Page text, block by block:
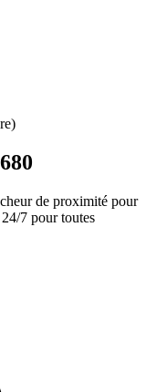
de proximité pour
7 pour toutes